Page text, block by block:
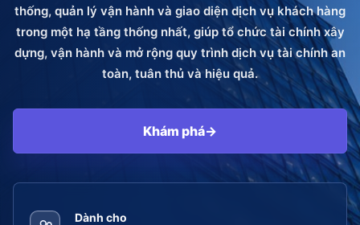
thống, quản lý vận hành và giao diện dịch vụ khách hàng
trong một hạ tầng thống nhất, giúp tổ chức tài chính xây
dựng, vận hành và mở rộng quy trình dịch vụ tài chính an
toàn, tuân thủ và hiệu quả.
Khám phá→
Dành cho